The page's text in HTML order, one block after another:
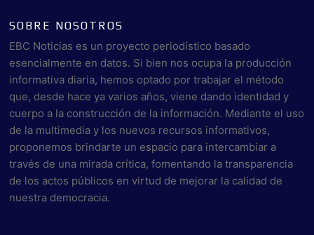
SOBRE NOSOTROS
EBC Noticias es un proyecto periodístico basado
esencialmente en datos. Si bien nos ocupa la producción
informativa diaria, hemos optado por trabajar el método
que, desde hace ya varios años, viene dando identidad y
cuerpo a la construcción de la información. Mediante el uso
de la multimedia y los nuevos recursos informativos,
proponemos brindarte un espacio para intercambiar a
través de una mirada crítica, fomentando la transparencia
de los actos públicos en virtud de mejorar la calidad de
nuestra democracia.